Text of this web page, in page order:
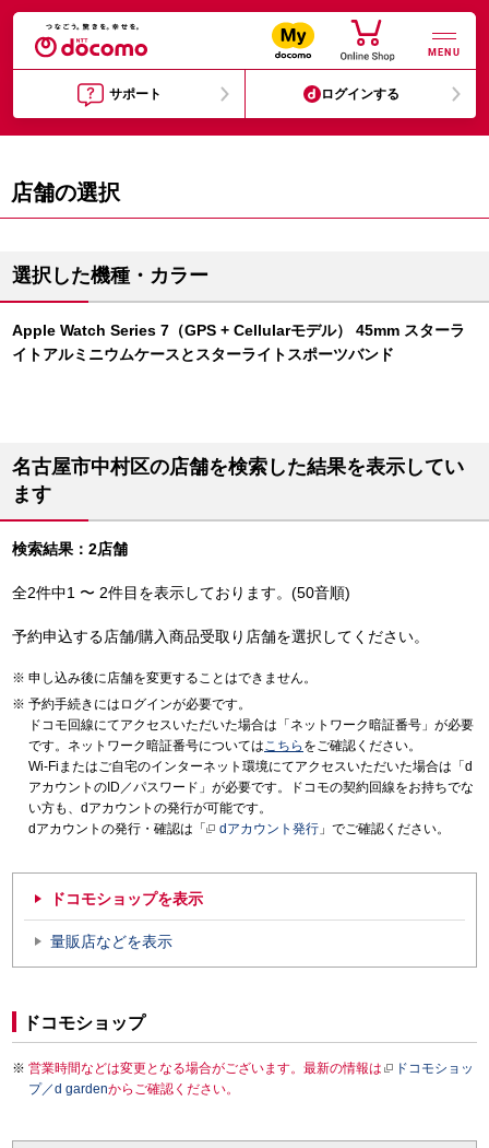
MENU
サポート ログインする
店舗の選択
選択した機種・カラー
Apple Watch Series 7（GPS + Cellularモデル） 45mm スターラ
イトアルミニウムケースとスターライトスポーツバンド
名古屋市中村区の店舗を検索した結果を表示してい
ます
検索結果：2店舗
全2件中1 〜 2件目を表示しております。(50音順)
予約申込する店舗/購入商品受取り店舗を選択してください。
申し込み後に店舗を変更することはできません。
予約手続きにはログインが必要です。
ドコモ回線にてアクセスいただいた場合は「ネットワーク暗証番号」が必要
です。ネットワーク暗証番号についてはこちら をご確認ください。
Wi-Fiまたはご自宅のインターネット環境にてアクセスいただいた場合は「d
アカウントのID／パスワード」が必要です。ドコモの契約回線をお持ちでな
い方も、dアカウントの発行が可能です。
dアカウントの発行・確認は「
dアカウント発行 」でご確認ください。
ドコモショップを表示
量販店などを表示
ドコモショップ
営業時間などは変更となる場合がございます。最新の情報は
ドコモショッ
プ／d gardenからご確認ください。